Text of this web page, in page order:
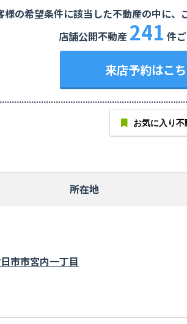
様の希望条件に該当した不動産の中に、
店舗公開不動産 241 件
来店予約はこ
お気に入り不
所在地
市市宮内一丁目